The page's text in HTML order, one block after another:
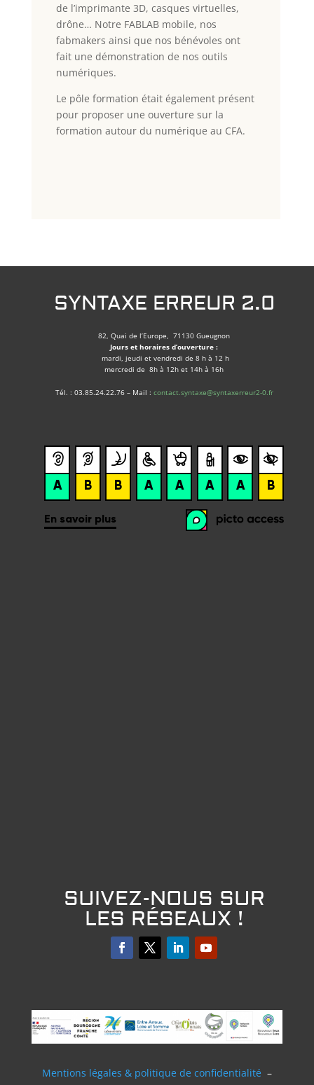
de l’imprimante 3D, casques virtuelles,
drône… Notre FABLAB mobile, nos
fabmakers ainsi que nos bénévoles ont
fait une démonstration de nos outils
numériques.
Le pôle formation était également présent
pour proposer une ouverture sur la
formation autour du numérique au CFA.
SYNTAXE ERREUR 2.0
82, Quai de l’Europe, 71130 Gueugnon
Jours et horaires d’ouverture :
mardi, jeudi et vendredi de 8 h à 12 h
mercredi de 8h à 12h et 14h à 16h
Tél. : 03.85.24.22.76 – Mail : contact.syntaxe@syntaxerreur2-0.fr
SUIVEZ-NOUS SUR
LES RÉSEAUX !
Mentions légales & politique de confidentialité –